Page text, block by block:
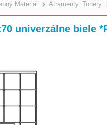
Materiál >
Atramenty, Tonery
univerzálne biele